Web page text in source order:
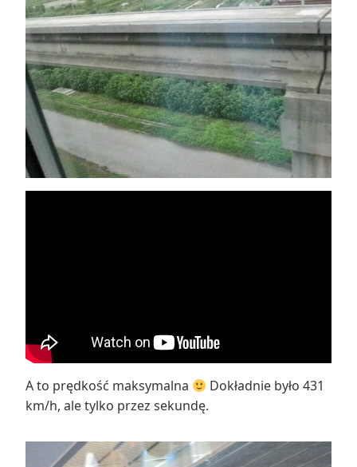
A to prędkość maksymalna
Dokładnie było 431
km/h, ale tylko przez sekundę.